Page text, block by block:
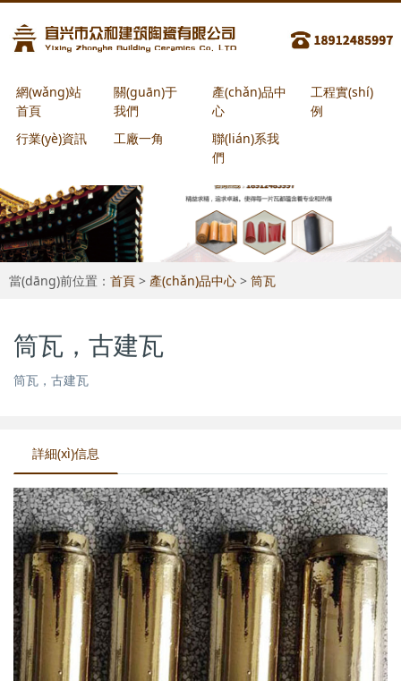
網(wǎng)站
首頁
關(guān)于
我們
產(chǎn)品中
心
工程實(shí)
例
行業(yè)資訊
工廠一角
聯(lián)系我
們
當(dāng)前位置： 首頁 > 產(chǎn)品中心 > 筒瓦
筒瓦，古建瓦
筒瓦，古建瓦
詳細(xì)信息